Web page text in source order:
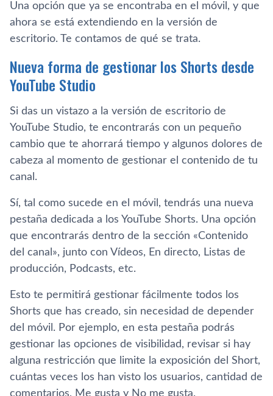
Una opción que ya se encontraba en el móvil, y que
ahora se está extendiendo en la versión de
escritorio. Te contamos de qué se trata.
Nueva forma de gestionar los Shorts desde
YouTube Studio
Si das un vistazo a la versión de escritorio de
YouTube Studio, te encontrarás con un pequeño
cambio que te ahorrará tiempo y algunos dolores de
cabeza al momento de gestionar el contenido de tu
canal.
Sí, tal como sucede en el móvil, tendrás una nueva
pestaña dedicada a los YouTube Shorts. Una opción
que encontrarás dentro de la sección «Contenido
del canal», junto con Vídeos, En directo, Listas de
producción, Podcasts, etc.
Esto te permitirá gestionar fácilmente todos los
Shorts que has creado, sin necesidad de depender
del móvil. Por ejemplo, en esta pestaña podrás
gestionar las opciones de visibilidad, revisar si hay
alguna restricción que limite la exposición del Short,
cuántas veces los han visto los usuarios, cantidad de
comentarios, Me gusta y No me gusta.